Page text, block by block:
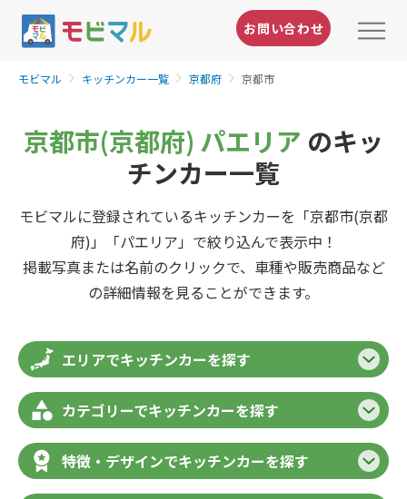
お問い合わせ
モビマル キッチンカー一覧 京都府 京都市
京都市(京都府) パエリア のキッ
チンカー一覧
モビマルに登録されているキッチンカーを「京都市(京都
府)」「パエリア」で絞り込んで表示中！
掲載写真または名前のクリックで、車種や販売商品など
の詳細情報を見ることができます。
エリアでキッチンカーを探す
カテゴリーでキッチンカーを探す
特徴・デザインでキッチンカーを探す